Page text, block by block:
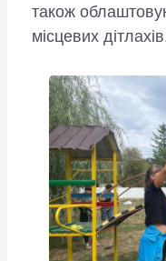
також
місцевих